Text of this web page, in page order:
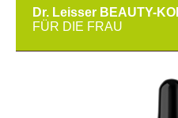
Dr. Leisser BEAUTY-
FÜR DIE FRAU